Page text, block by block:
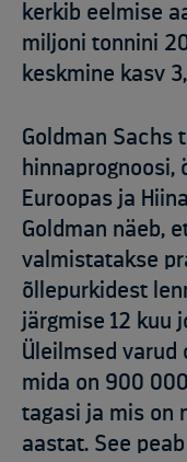
kerkib eelmise
miljoni tonnini
keskmine kasv
Goldman Sachs
hinnaprognoosi,
Euroopas ja
Goldman näeb,
valmistatakse
õllepurkidest
järgmise 12 kuu
Üleilmsed varud
mida on 900
tagasi ja mis on
aastat. See